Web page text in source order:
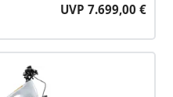
UVP 7.699,00 €